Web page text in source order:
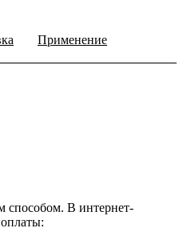
Применение
способом. В интернет-